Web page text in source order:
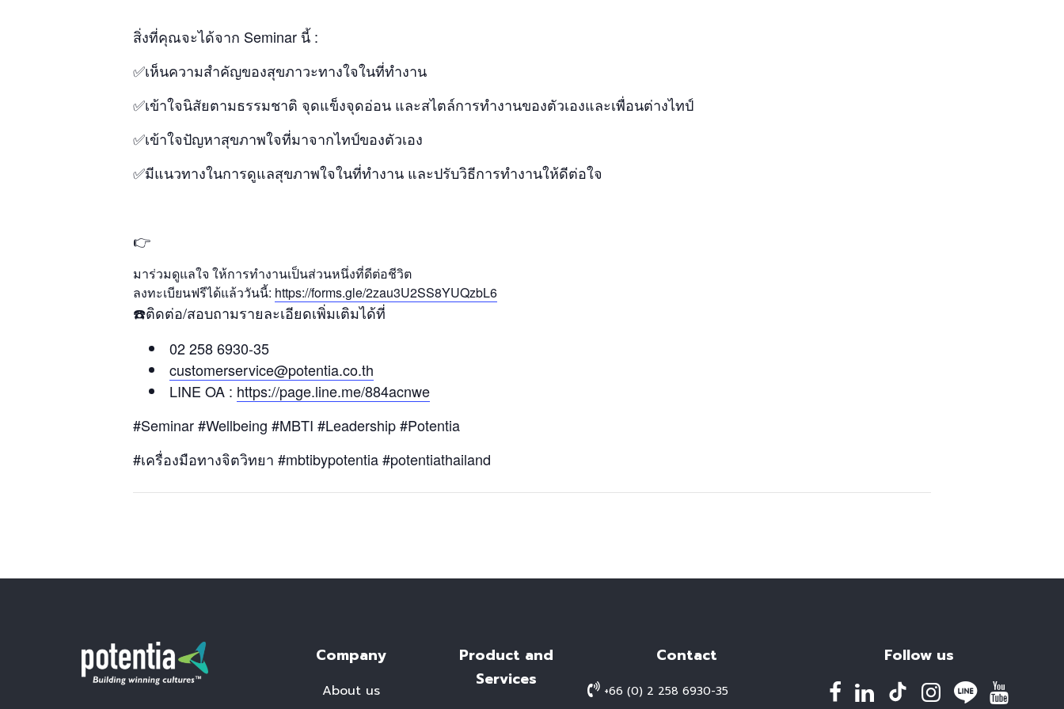
สิ่งที่คุณจะได้จาก Seminar นี้ :
✅เห็นความสำคัญของสุขภาวะทางใจในที่ทำงาน
✅เข้าใจนิสัยตามธรรมชาติ จุดแข็งจุดอ่อน และสไตล์การทำงานของตัวเองและเพื่อนต่างไทป์
✅เข้าใจปัญหาสุขภาพใจที่มาจากไทป์ของตัวเอง
✅มีแนวทางในการดูแลสุขภาพใจในที่ทำงาน และปรับวิธีการทำงานให้ดีต่อใจ
👉
มาร่วมดูแลใจ ให้การทำงานเป็นส่วนหนึ่งที่ดีต่อชีวิต
ลงทะเบียนฟรีได้แล้ววันนี้: https://forms.gle/2zau3U2SS8YUQzbL6
☎️ติดต่อ/สอบถามรายละเอียดเพิ่มเติมได้ที่
02 258 6930-35
customerservice@potentia.co.th
LINE OA : https://page.line.me/884acnwe
#Seminar #Wellbeing #MBTI #Leadership #Potentia
#เครื่องมือทางจิตวิทยา #mbtibypotentia #potentiathailand
Company
About us
Product and
Services
Contact
+66 (0) 2 258 6930-35
Follow us